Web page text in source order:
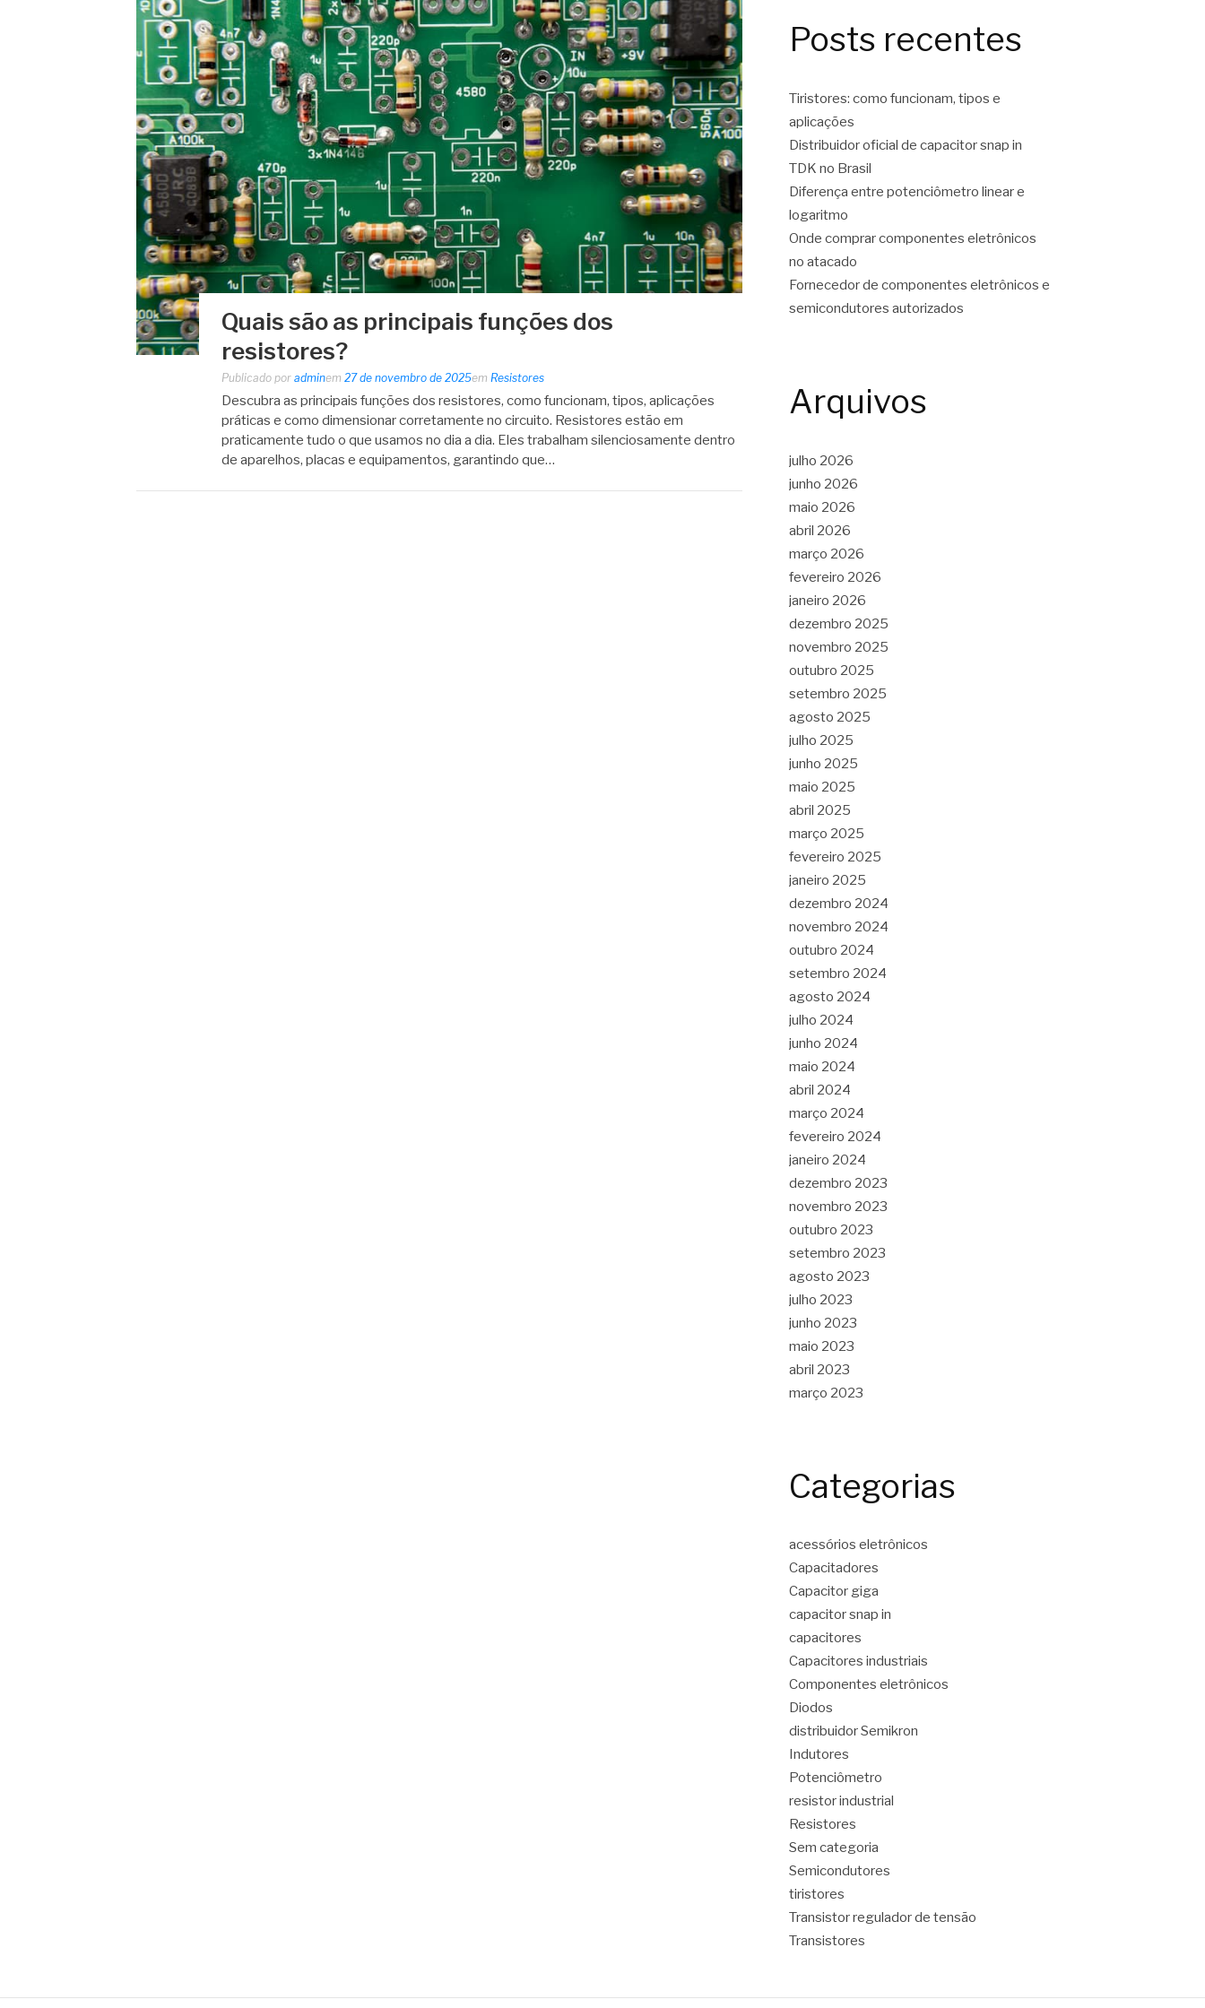
Quais são as principais funções dos
resistores?
Publicado por adminem 27 de novembro de 2025em Resistores
Descubra as principais funções dos resistores, como funcionam, tipos, aplicações
práticas e como dimensionar corretamente no circuito. Resistores estão em
praticamente tudo o que usamos no dia a dia. Eles trabalham silenciosamente dentro
de aparelhos, placas e equipamentos, garantindo que…
Posts recentes
Tiristores: como funcionam, tipos e
aplicações
Distribuidor oficial de capacitor snap in
TDK no Brasil
Diferença entre potenciômetro linear e
logaritmo
Onde comprar componentes eletrônicos
no atacado
Fornecedor de componentes eletrônicos e
semicondutores autorizados
Arquivos
julho 2026
junho 2026
maio 2026
abril 2026
março 2026
fevereiro 2026
janeiro 2026
dezembro 2025
novembro 2025
outubro 2025
setembro 2025
agosto 2025
julho 2025
junho 2025
maio 2025
abril 2025
março 2025
fevereiro 2025
janeiro 2025
dezembro 2024
novembro 2024
outubro 2024
setembro 2024
agosto 2024
julho 2024
junho 2024
maio 2024
abril 2024
março 2024
fevereiro 2024
janeiro 2024
dezembro 2023
novembro 2023
outubro 2023
setembro 2023
agosto 2023
julho 2023
junho 2023
maio 2023
abril 2023
março 2023
Categorias
acessórios eletrônicos
Capacitadores
Capacitor giga
capacitor snap in
capacitores
Capacitores industriais
Componentes eletrônicos
Diodos
distribuidor Semikron
Indutores
Potenciômetro
resistor industrial
Resistores
Sem categoria
Semicondutores
tiristores
Transistor regulador de tensão
Transistores